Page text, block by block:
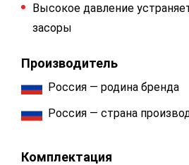
Высокое давление
засоры
Производитель
Россия — родина бренда
Россия — страна
Комплектация